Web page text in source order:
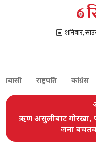
राष्ट्रपति कांग्रेस
ऋण असुलीबाट गोरखा,
जना